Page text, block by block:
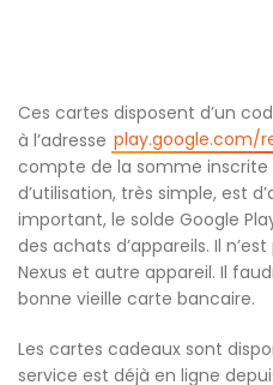
Ces cartes disposent d’un
à l’adresse play.google.com/
compte de la somme inscrite
d’utilisation, très simple, est
important, le solde Google
des achats d’appareils. Il
Nexus et autre appareil. Il
bonne vieille carte bancaire.
Les cartes cadeaux sont
service est déjà en ligne